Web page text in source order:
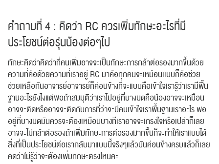
คำถามที่ 4 : คิดว่า RC ควรเพิ่มทักษะอะไรที่มี
ประโยชน์ต่อรุ่นน้องต่อๆไป
ทักษะคิดว่าคิดว่าที่คนเพิ่มอาจจะเป็นทักษะการกล้าต่อรองมากขึ้นด้วย
ความที่คือด้วยความที่เราอยู่ RC มาคือทุกคนจะเหมือนเเบบก็คือช่วย
ช่วยเหลือกันอาจารย์อาจารย์ก็ค่อนข้างที่จะแบบคือเข้าใจเรารู้ว่าเรามีพื้น
ฐานอะไรยังไงแต่พอถ้าสมมุติว่าเราไปอยู่ที่บางมดคือน้องอาจจะเหมือน
อาจจะติดหรืออาจจะติดกับการที่ว่าจะมีคนเข้าใจเราพื้นฐานเราอะไร พอ
อยู่ที่บางมดมันควรจะต้องเหมือนบางทีเราอาจจะเกรงใจหรือเปล่าก็เลย
อาจจะไม่กล้าต่อรองถ้าเพิ่มทักษะการต่อรองมากขึ้นก็จะทำให้เราแบบได้
สิ่งที่เป็นประโยชน์ต่อเรากลับมาแบบนี้จริงๆแล้วมันค่อนข้างครบแล้วก็เลย
คิดว่าไม่รู้ว่าจะต้องเพิ่มทักษะตรงไหนคะ
RC Activity
ส่งข่าวประชาสัมพันธ์
ปฏิทิน
ส่งข่าวประชาสัมพันธ์